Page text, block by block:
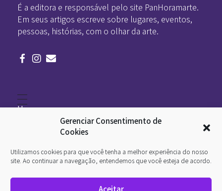
Gerenciar Consentimento de
Cookies
Utilizamos cookies para que você tenha a melhor experiência do nosso
site. Ao continuar a navegação, entendemos que você esteja de acordo.
Aceitar
É a editora e responsável pelo site PanHoramarte.
Em seus artigos escreve sobre lugares, eventos,
pessoas, histórias, com o olhar da arte.
Home
Arte
O que é arte
InternetArt
Quem somos